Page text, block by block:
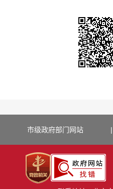
市级政府部门网站 |